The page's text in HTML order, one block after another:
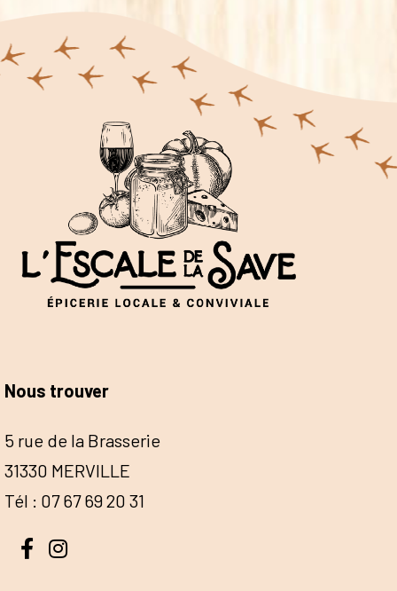
Nous trouver
5 rue de la Brasserie
31330 MERVILLE
Tél : 07 67 69 20 31